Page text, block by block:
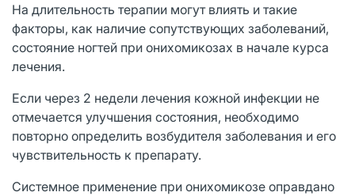
На длительность терапии могут влиять и такие
факторы, как наличие сопутствующих заболеваний,
состояние ногтей при онихомикозах в начале курса
лечения.
Если через 2 недели лечения кожной инфекции не
отмечается улучшения состояния, необходимо
повторно определить возбудителя заболевания и его
чувствительность к препарату.
Системное применение при онихомикозе оправдано